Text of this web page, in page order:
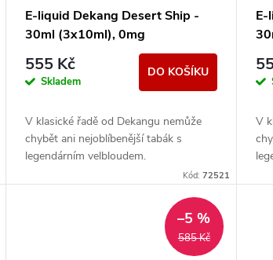
E-liquid Dekang Desert Ship -
30ml (3x10ml), 0mg
555 Kč
Skladem
DO KOŠÍKU
V klasické řadě od Dekangu nemůže
chybět ani nejoblíbenější tabák s
legendárním velbloudem.
Kód: 72521
E-
V
585 Kč
–5 %